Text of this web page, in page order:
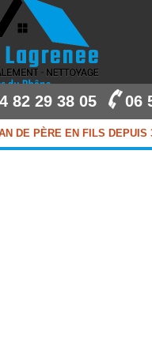
82 29 38 05 06
DE PÈRE EN FILS DEPUIS